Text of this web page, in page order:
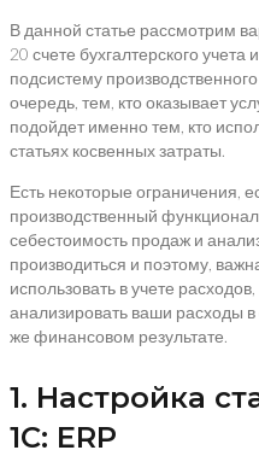
В данной статье рассмотрим
20 счете бухгалтерского учета
подсистему
очередь, тем, кто оказывает
подойдет именно тем, кто
статьях косвенных затраты.
Есть некоторые ограничения,
производственный
себестоимость продаж и
производиться и поэтому,
использовать в учете
анализировать ваши расходы в
же финансовом результате.
1. Настройка
1С: ERP